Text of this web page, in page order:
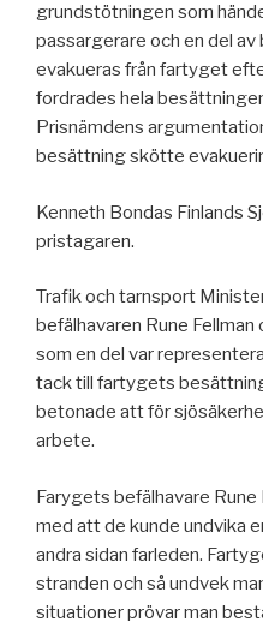
grundstötningen som
passargerare och en del
evakueras från fartyget
fordrades hela
Prisnämdens
besättning skötte
Kenneth Bondas Finlands
pristagaren.
Trafik och tarnsport
befälhavaren Rune
som en del var
tack till fartygets
betonade att för
arbete.
Farygets befälhavare Rune
med att de kunde undvika
andra sidan farleden.
stranden och så undvek
situationer prövar man